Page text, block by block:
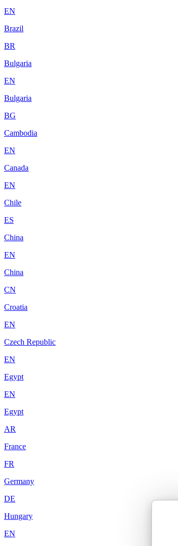
EN
Brazil
BR
Bulgaria
EN
Bulgaria
BG
Cambodia
EN
Canada
EN
Chile
ES
China
EN
China
CN
Croatia
EN
Czech Republic
EN
Egypt
EN
Egypt
AR
France
FR
Germany
DE
Hungary
EN